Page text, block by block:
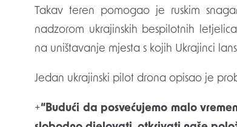
Takav teren pomogao je ruskim
nadzorom ukrajinskih bespilotnih
na uništavanje mjesta s kojih Ukrajinci
Jedan ukrajinski pilot drona opisao je
+“Budući da posvećujemo malo